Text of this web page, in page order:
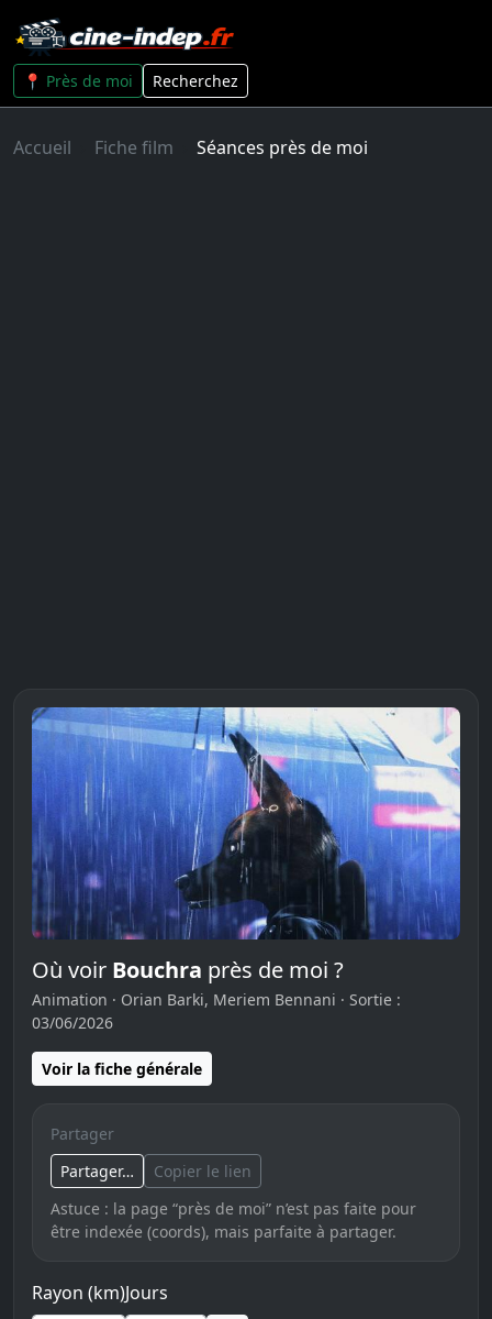
📍 Près de moi Recherchez
Accueil Fiche film Séances près de moi
Où voir Bouchra près de moi ?
Animation · Orian Barki, Meriem Bennani · Sortie :
03/06/2026
Voir la fiche générale
Partager
Partager…
Copier le lien
Astuce : la page “près de moi” n’est pas faite pour
être indexée (coords), mais parfaite à partager.
Rayon (km)Jours